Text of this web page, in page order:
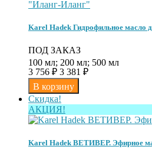
Karel Hadek Гидрофильное
ПОД ЗАКАЗ
100 мл; 200 мл; 500 мл
3 756 ₽ 3 381 ₽
Скидка!
АКЦИЯ!
Karel Hadek ВЕТИВЕР. Эфирное